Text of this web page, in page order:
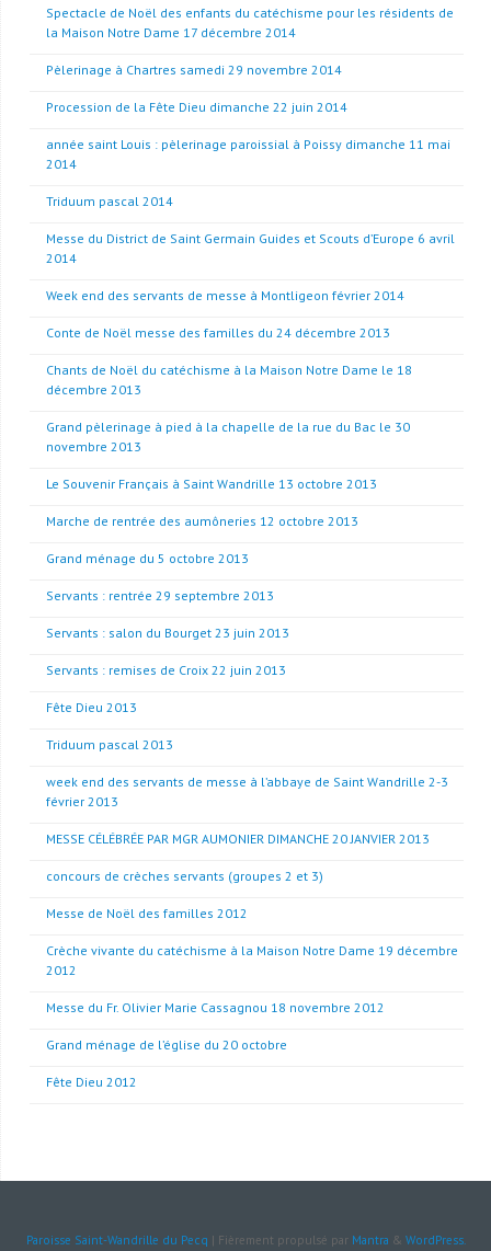
Spectacle de Noël des enfants du catéchisme pour les résidents de
la Maison Notre Dame 17 décembre 2014
Pèlerinage à Chartres samedi 29 novembre 2014
Procession de la Fête Dieu dimanche 22 juin 2014
année saint Louis : pèlerinage paroissial à Poissy dimanche 11 mai
2014
Triduum pascal 2014
Messe du District de Saint Germain Guides et Scouts d’Europe 6 avril
2014
Week end des servants de messe à Montligeon février 2014
Conte de Noël messe des familles du 24 décembre 2013
Chants de Noël du catéchisme à la Maison Notre Dame le 18
décembre 2013
Grand pèlerinage à pied à la chapelle de la rue du Bac le 30
novembre 2013
Le Souvenir Français à Saint Wandrille 13 octobre 2013
Marche de rentrée des aumôneries 12 octobre 2013
Grand ménage du 5 octobre 2013
Servants : rentrée 29 septembre 2013
Servants : salon du Bourget 23 juin 2013
Servants : remises de Croix 22 juin 2013
Fête Dieu 2013
Triduum pascal 2013
week end des servants de messe à l’abbaye de Saint Wandrille 2-3
février 2013
MESSE CÉLÉBRÉE PAR MGR AUMONIER DIMANCHE 20 JANVIER 2013
concours de crèches servants (groupes 2 et 3)
Messe de Noël des familles 2012
Crèche vivante du catéchisme à la Maison Notre Dame 19 décembre
2012
Messe du Fr. Olivier Marie Cassagnou 18 novembre 2012
Grand ménage de l’église du 20 octobre
Fête Dieu 2012
Paroisse Saint-Wandrille du Pecq | Fièrement propulsé par Mantra & WordPress.